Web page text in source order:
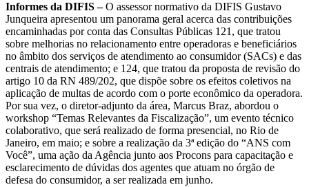
Informes da DIFIS –O assessor normativo da DIFIS Gustavo
Junqueira apresentou um panorama geral acerca das contribuições
encaminhadas por conta das Consultas Públicas 121, que tratou
sobre melhorias no relacionamento entre operadoras e beneficiários
no âmbito dos serviços de atendimento ao consumidor (SACs) e das
centrais de atendimento; e 124, que tratou da proposta de revisão do
artigo 10 da RN 489/202, que dispõe sobre os efeitos coletivos na
aplicação de multas de acordo com o porte econômico da operadora.
Por sua vez, o diretor-adjunto da área, Marcus Braz, abordou o
workshop “Temas Relevantes da Fiscalização”, um evento técnico
colaborativo, que será realizado de forma presencial, no Rio de
Janeiro, em maio; e sobre a realização da 3ª edição do “ANS com
Você”, uma ação da Agência junto aos Procons para capacitação e
esclarecimento de dúvidas dos agentes que atuam no órgão de
defesa do consumidor, a ser realizada em junho.